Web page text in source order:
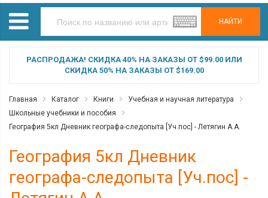
НАЙТИ
РАСПРОДАЖА! СКИДКА 40% НА ЗАКАЗЫ ОТ $99.00 ИЛИ
СКИДКА 50% НА ЗАКАЗЫ ОТ $169.00
Главная Каталог Книги
Учебная и научная литература
Школьные учебники и пособия
География 5кл Дневник географа-следопыта [Уч.пос] - Летягин А.А.
География 5кл Дневник
географа-следопыта [Уч.пос] -